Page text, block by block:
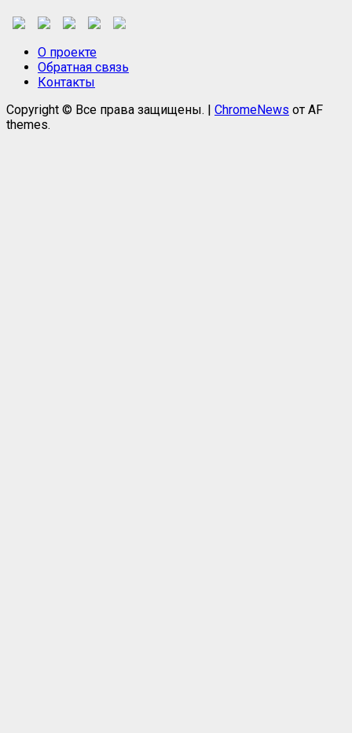
О проекте
Обратная связь
Контакты
Copyright © Все права защищены. | ChromeNews от AF
themes.